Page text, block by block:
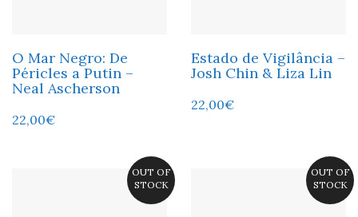
O Mar Negro: De
Péricles a Putin –
Neal Ascherson
22,00€
Estado de Vigilância –
Josh Chin & Liza Lin
22,00€
OUT OF
STOCK
OUT OF
STOCK